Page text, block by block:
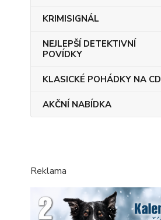
KRIMISIGNÁL
NEJLEPŠÍ DETEKTIVNÍ
POVÍDKY
KLASICKÉ POHÁDKY NA CD
AKČNÍ NABÍDKA
Reklama